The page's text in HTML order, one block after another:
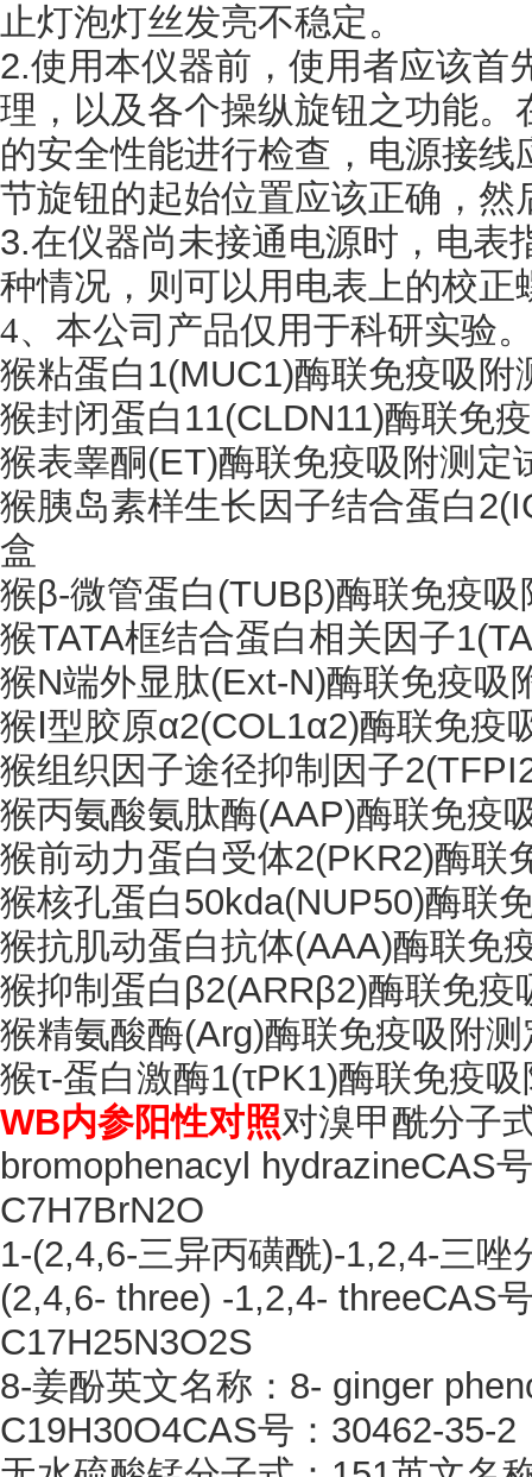
止灯泡灯丝发亮不稳定。
2.使用本仪器前，使用者应该首
理，以及各个操纵旋钮之功能
的安全性能进行检查，电源接
节旋钮的起始位置应该正确，然
3.在仪器尚未接通电源时，电表
种情况，则可以用电表上的校正
4、 本公司产品仅用于科研实验
猴粘蛋白 1(MUC1)酶联免疫吸附
猴封闭蛋白 11(CLDN11)酶联免
猴表睾酮(ET)酶联免疫吸附测定
猴胰岛素样生长因子结合蛋白
盒
猴β-微管蛋白(TUBβ)酶联免疫
猴TATA框结合蛋白相关因子
猴N端外显肽(Ext-N)酶联免疫吸
猴 Ⅰ型胶原α2(COL1α2)酶联免疫
猴组织因子途径抑制因子
猴丙氨酸氨肽酶(AAP)酶联免疫
猴前动力蛋白受体2(PKR2)酶联
猴核孔蛋白50kda(NUP50)酶联
猴抗肌动蛋白抗体(AAA)酶联免
猴抑制蛋白 β2(ARRβ2)酶联免疫
猴精氨酸酶(Arg)酶联免疫吸附
猴τ-蛋白激酶1(τPK1)酶联免疫
WB内参阳性对照对溴甲酰分子
bromophenacyl hydrazineCAS
C7H7BrN2O
1-(2,4,6-三异丙磺酰)-1,2,4-三
(2,4,6- three) -1,2,4- threeCAS
C17H25N3O2S
8-姜酚英文名称：8- ginger
C19H30O4CAS号：30462-35-2